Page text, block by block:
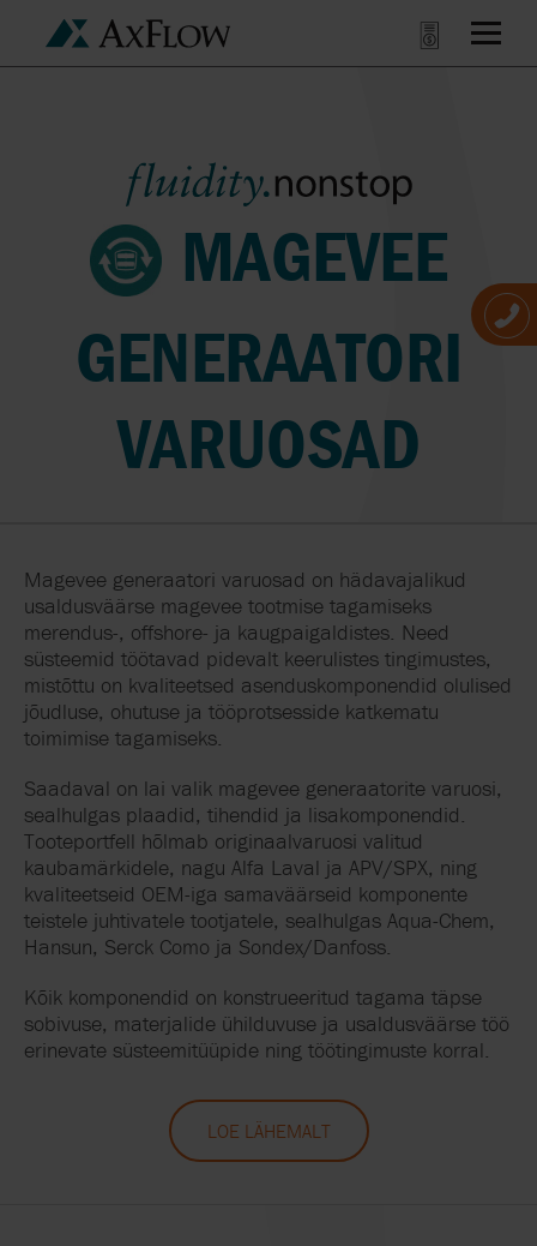
MAGEVEE
GENERAATORI
VARUOSAD
Magevee generaatori varuosad on hädavajalikud
usaldusväärse magevee tootmise tagamiseks
merendus-, offshore- ja kaugpaigaldistes. Need
süsteemid töötavad pidevalt keerulistes tingimustes,
mistõttu on kvaliteetsed asenduskomponendid olulised
jõudluse, ohutuse ja tööprotsesside katkematu
toimimise tagamiseks.
Saadaval on lai valik magevee generaatorite varuosi,
sealhulgas plaadid, tihendid ja lisakomponendid.
Tooteportfell hõlmab originaalvaruosi valitud
kaubamärkidele, nagu Alfa Laval ja APV/SPX, ning
kvaliteetseid OEM-iga samaväärseid komponente
teistele juhtivatele tootjatele, sealhulgas Aqua-Chem,
Hansun, Serck Como ja Sondex/Danfoss.
Kõik komponendid on konstrueeritud tagama täpse
sobivuse, materjalide ühilduvuse ja usaldusväärse töö
erinevate süsteemitüüpide ning töötingimuste korral.
LOE LÄHEMALT